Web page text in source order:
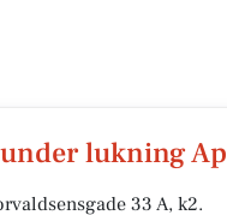
under lukning
33 A, k2.